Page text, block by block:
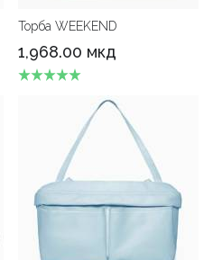
Торба WEEKEND
1,968.00 мкд